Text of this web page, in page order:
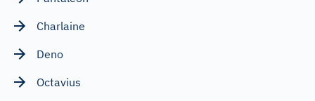
Charlaine
Deno
Octavius